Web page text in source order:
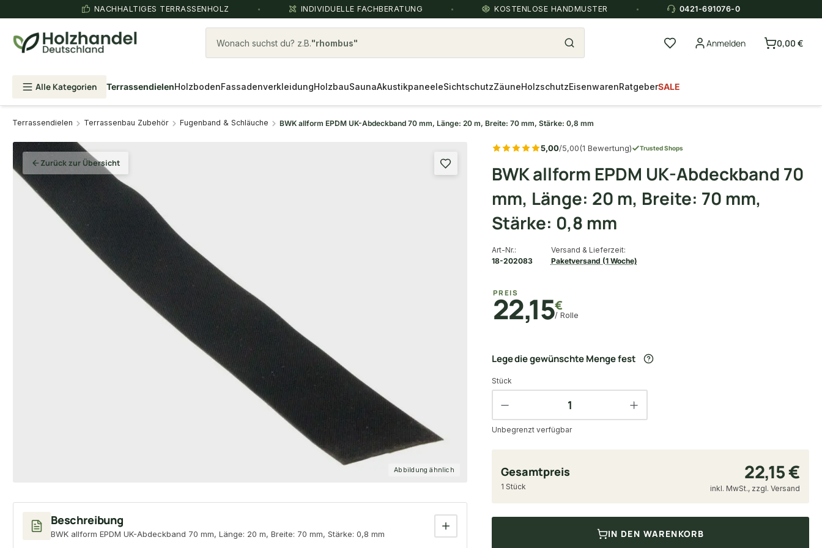
NACHHALTIGES TERRASSENHOLZ INDIVIDUELLE FACHBERATUNG KOSTENLOSE HANDMUSTER 0421-691076-0
Wonach suchst du? z.B. Kahrs Anmelden 0,00 €
Alle Kategorien TerrassendielenHolzbodenFassadenverkleidungHolzbauSaunaAkustikpaneeleSichtschutzZäuneHolzschutzEisenwarenRatgeberSALE
Terrassendielen Terrassenbau Zubehör Fugenband & Schläuche BWK allform EPDM UK-Abdeckband 70 mm, Länge: 20 m, Breite: 70 mm, Stärke: 0,8 mm
Zurück zur Übersicht
Abbildung ähnlich
Beschreibung
BWK allform EPDM UK-Abdeckband 70 mm, Länge: 20 m, Breite: 70 mm, Stärke: 0,8 mm
5,00/5,00(1 Bewertung) Trusted Shops
BWK allform EPDM UK-Abdeckband 70
mm, Länge: 20 m, Breite: 70 mm,
Stärke: 0,8 mm
Art-Nr.:
18-202083
Versand & Lieferzeit:
Paketversand (1 Woche)
PREIS
22,15€
/ Rolle
Lege die gewünschte Menge fest
Stück
Unbegrenzt verfügbar
Gesamtpreis 22,15 €
1 Stück inkl. MwSt., zzgl. Versand
IN DEN WARENKORB